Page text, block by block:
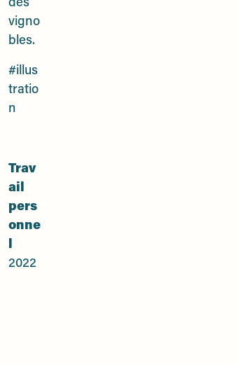
des
vigno
bles.
#illus
tratio
n
Trav
ail
pers
onne
l
2022